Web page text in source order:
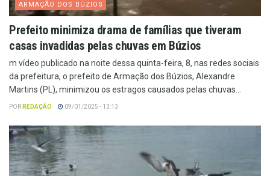
ARMAÇÃO DOS BÚZIOS
Prefeito minimiza drama de famílias que tiveram
casas invadidas pelas chuvas em Búzios
m vídeo publicado na noite dessa quinta-feira, 8, nas redes sociais
da prefeitura, o prefeito de Armação dos Búzios, Alexandre
Martins (PL), minimizou os estragos causados pelas chuvas...
POR REDAÇÃO 09/01/2025 - 13:13